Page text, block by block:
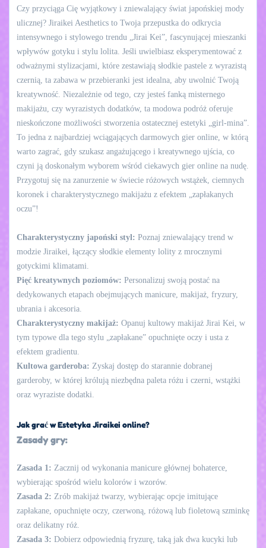
Czy przyciąga Cię wyjątkowy i zniewalający świat japońskiej mody
ulicznej? Jiraikei Aesthetics to Twoja przepustka do odkrycia
intensywnego i stylowego trendu „Jirai Kei”, fascynującej mieszanki
wpływów gotyku i stylu lolita. Jeśli uwielbiasz eksperymentować z
odważnymi stylizacjami, które zestawiają słodkie pastele z wyrazistą
czernią, ta zabawa w przebieranki jest idealna, aby uwolnić Twoją
kreatywność. Niezależnie od tego, czy jesteś fanką misternego
makijażu, czy wyrazistych dodatków, ta modowa podróż oferuje
nieskończone możliwości stworzenia ostatecznej estetyki „girl-mina”.
To jedna z najbardziej wciągających darmowych gier online, w którą
warto zagrać, gdy szukasz angażującego i kreatywnego ujścia, co
czyni ją doskonałym wyborem wśród ciekawych gier online na nudę.
Przygotuj się na zanurzenie w świecie różowych wstążek, ciemnych
koronek i charakterystycznego makijażu z efektem „zapłakanych
oczu”!
Charakterystyczny japoński styl: Poznaj zniewalający trend w
modzie Jiraikei, łączący słodkie elementy lolity z mrocznymi
gotyckimi klimatami.
Pięć kreatywnych poziomów: Personalizuj swoją postać na
dedykowanych etapach obejmujących manicure, makijaż, fryzury,
ubrania i akcesoria.
Charakterystyczny makijaż: Opanuj kultowy makijaż Jirai Kei, w
tym typowe dla tego stylu „zapłakane” opuchnięte oczy i usta z
efektem gradientu.
Kultowa garderoba: Zyskaj dostęp do starannie dobranej
garderoby, w której królują niezbędna paleta różu i czerni, wstążki
oraz wyraziste dodatki.
Jak grać w Estetyka Jiraikei online?
Zasady gry:
Zasada 1: Zacznij od wykonania manicure głównej bohaterce,
wybierając spośród wielu kolorów i wzorów.
Zasada 2: Zrób makijaż twarzy, wybierając opcje imitujące
zapłakane, opuchnięte oczy, czerwoną, różową lub fioletową szminkę
oraz delikatny róż.
Zasada 3: Dobierz odpowiednią fryzurę, taką jak dwa kucyki lub